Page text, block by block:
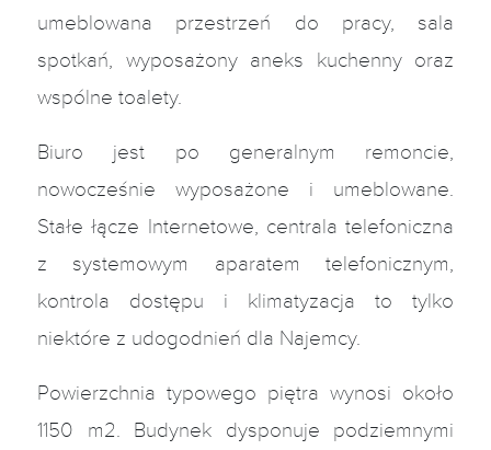
umeblowana przestrzeń do pracy, sala
spotkań, wyposażony aneks kuchenny oraz
wspólne toalety.
Biuro jest po generalnym remoncie,
nowocześnie wyposażone i umeblowane.
Stałe łącze Internetowe, centrala telefoniczna
z systemowym aparatem telefonicznym,
kontrola dostępu i klimatyzacja to tylko
niektóre z udogodnień dla Najemcy.
Powierzchnia typowego piętra wynosi około
1150 m2. Budynek dysponuje podziemnymi